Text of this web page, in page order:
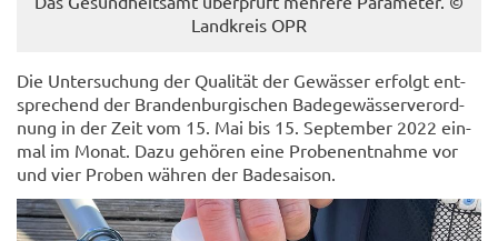
Land­kreis OPR
Die Un­ter­su­chung der Qua­li­tät der Ge­wäs­ser er­folgt ent­
spre­chend der Bran­den­bur­gi­schen Ba­de­ge­wäs­ser­ver­ord­
nung in der Zeit vom 15. Mai bis 15. Sep­tem­ber 2022 ein­
mal im Monat. Dazu ge­hö­ren eine Pro­ben­ent­nah­me vor
und vier Pro­ben wäh­ren der Ba­de­sai­son.